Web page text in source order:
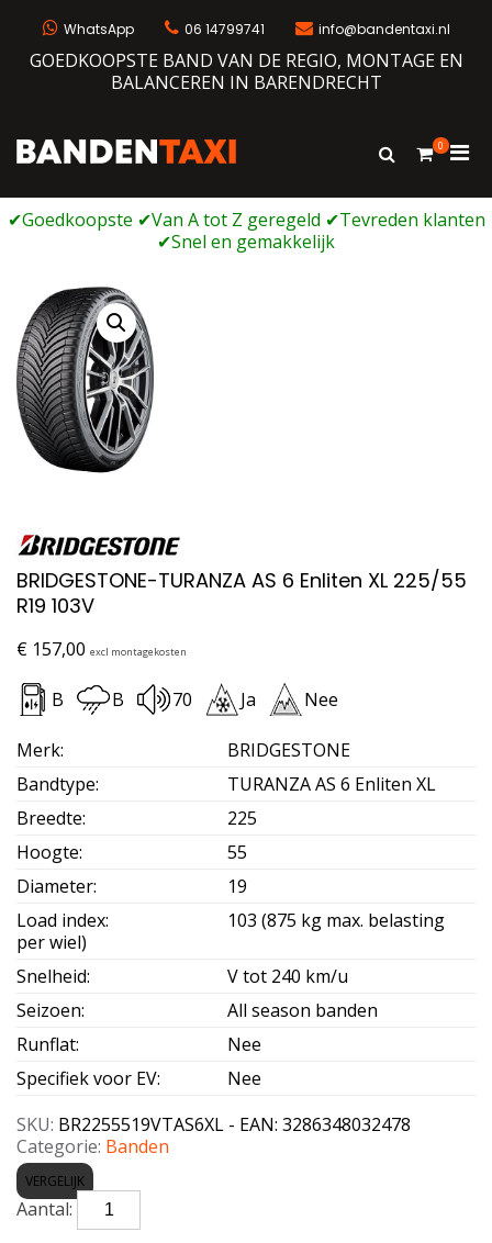
WhatsApp 06 14799741 info@bandentaxi.nl
GOEDKOOPSTE BAND VAN DE REGIO, MONTAGE EN
BALANCEREN IN BARENDRECHT
Bandengarage met eigen webshop
Toon
0
voor
BRIDGESTONE-TURANZA AS 6 Enliten XL 225/55
R19 103V
€ 157,00 excl montagekosten
B B 70 Ja Nee
Merk:
BRIDGESTONE
Bandtype:
TURANZA AS 6 Enliten XL
Breedte:
225
Hoogte:
55
Diameter:
19
Load index:
103 (875 kg max. belasting
per wiel)
Snelheid:
V tot 240 km/u
Seizoen:
All season banden
Runflat:
Nee
Specifiek voor EV:
Nee
SKU: BR2255519VTAS6XL - EAN: 3286348032478
Categorie: Banden
VERGELIJK
BRIDGESTONE-
TURANZA